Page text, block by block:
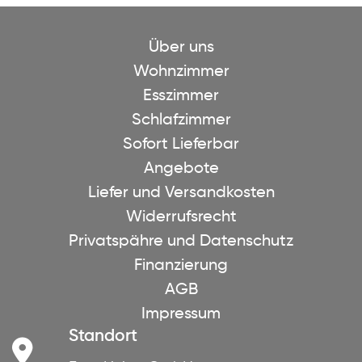
Über uns
Wohnzimmer
Esszimmer
Schlafzimmer
Sofort Lieferbar
Angebote
Liefer und Versandkosten
Widerrufsrecht
Privatspähre und Datenschutz
Finanzierung
AGB
Impressum
Standort